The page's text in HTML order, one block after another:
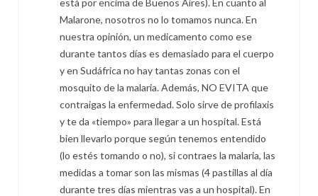
Malarone, nosotros no lo tomamos nunca. En
nuestra opinión, un medicamento como ese
durante tantos días es demasiado para el cuerpo
y en Sudáfrica no hay tantas zonas con el
mosquito de la malaria. Además, NO EVITA que
contraigas la enfermedad. Solo sirve de profilaxis
y te da «tiempo» para llegar a un hospital. Está
bien llevarlo porque según tenemos entendido
(lo estés tomando o no), si contraes la malaria, las
medidas a tomar son las mismas (4 pastillas al día
durante tres días mientras vas a un hospital). En